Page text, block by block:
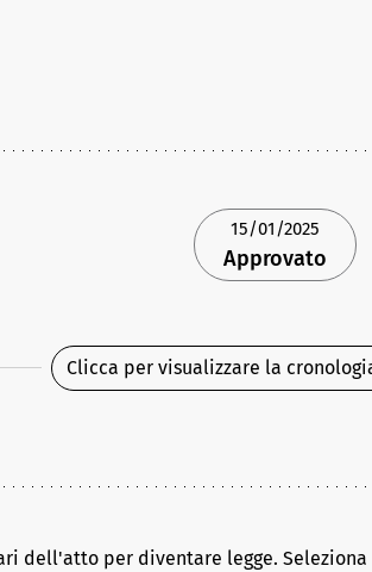
15/01/2025
Approvato
Clicca per visualizzare la
dell'atto per diventare legge.